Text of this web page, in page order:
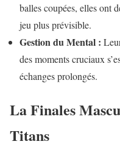
balles coupées, elles ont
jeu plus prévisible.
Gestion du Mental :
des moments cruciaux
échanges prolongés.
La Finales
Titans